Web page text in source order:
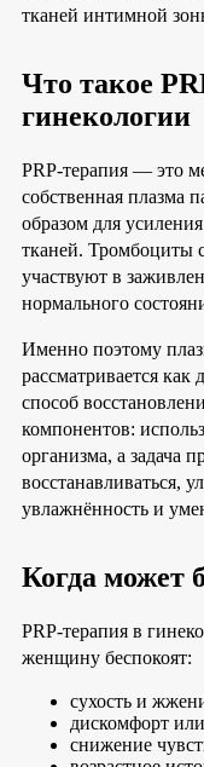
тканей интимной
Что такое
гинекологии
PRP-терапия — это
собственная плазма
образом для
тканей. Тромбоциты
участвуют в
нормального
Именно поэтому
рассматривается
способ
компонентов:
организма, а задача
восстанавливаться,
увлажнённость и
Когда может
PRP-терапия в
женщину беспокоят:
сухость и
дискомфорт
снижение